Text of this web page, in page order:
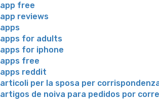
app free
app reviews
apps
apps for adults
apps for iphone
apps free
apps reddit
articoli per la sposa per
artigos de noiva para pedidos por